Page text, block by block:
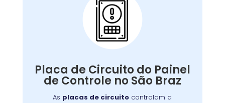
Placa de Circuito do Painel
de Controle no São Braz
As placas de circuito controlam a
Problemas com a
Placa de Circuito do
Painel de Controle:
Qualquer falha nelas pode afetar a
capacidade do aparelho
de manter a
temperatura ideal.
Nossa equipe está
equipada para diagnosticar e reparar
problemas relacionados à placa de